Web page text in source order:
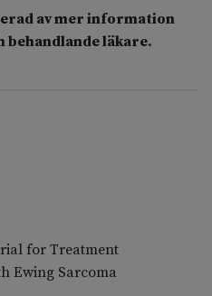
av mer information
behandlande läkare.
for Treatment
Ewing Sarcoma